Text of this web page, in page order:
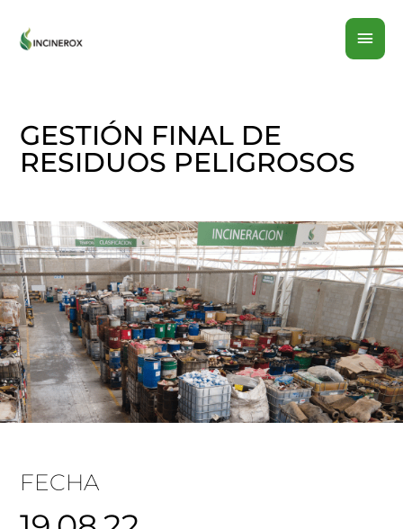
GESTIÓN FINAL DE
RESIDUOS PELIGROSOS
FECHA